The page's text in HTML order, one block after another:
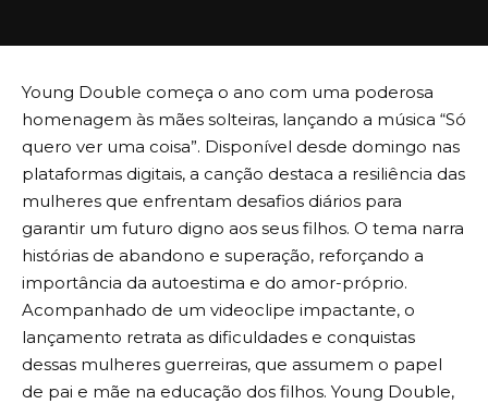
Young Double começa o ano com uma poderosa
homenagem às mães solteiras, lançando a música “Só
quero ver uma coisa”. Disponível desde domingo nas
plataformas digitais, a canção destaca a resiliência das
mulheres que enfrentam desafios diários para
garantir um futuro digno aos seus filhos. O tema narra
histórias de abandono e superação, reforçando a
importância da autoestima e do amor-próprio.
Acompanhado de um videoclipe impactante, o
lançamento retrata as dificuldades e conquistas
dessas mulheres guerreiras, que assumem o papel
de pai e mãe na educação dos filhos. Young Double,